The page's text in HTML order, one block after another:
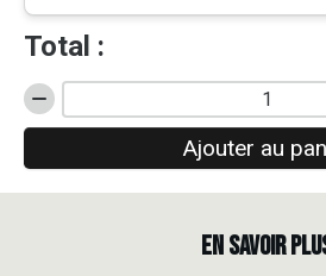
Total :
quantité
de
déco
Quad
Ajouter au
EN SAVOIR